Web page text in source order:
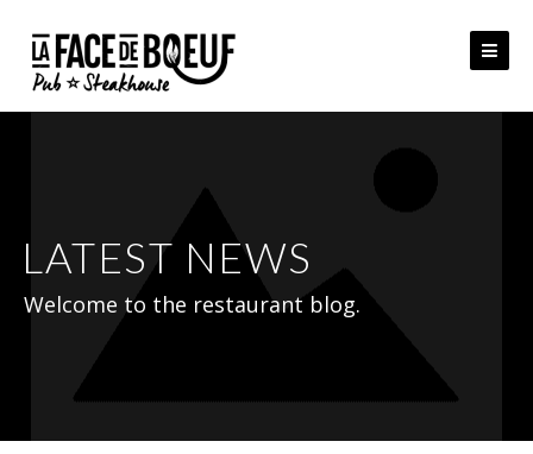
content
LATEST NEWS
Welcome to the restaurant blog.